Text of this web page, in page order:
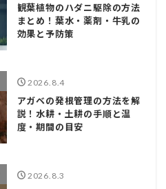
観葉植物のハダニ駆除の方法
まとめ！葉水・薬剤・牛乳の
効果と予防策
2026.8.4
アガベの発根管理の方法を解
説！水耕・土耕の手順と温
度・期間の目安
2026.8.3